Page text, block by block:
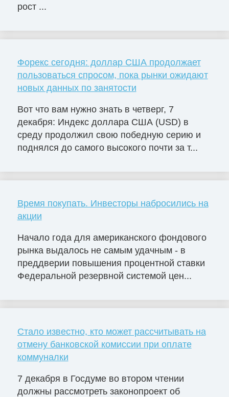
рост ...
Форекс сегодня: доллар США продолжает
пользоваться спросом, пока рынки ожидают
новых данных по занятости
Вот что вам нужно знать в четверг, 7
декабря: Индекс доллара США (USD) в
среду продолжил свою победную серию и
поднялся до самого высокого почти за т...
Время покупать. Инвесторы набросились на
акции
Начало года для американского фондового
рынка выдалось не самым удачным - в
преддверии повышения процентной ставки
Федеральной резервной системой цен...
Стало известно, кто может рассчитывать на
отмену банковской комиссии при оплате
коммуналки
7 декабря в Госдуме во втором чтении
должны рассмотреть законопроект об